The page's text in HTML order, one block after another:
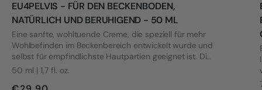
EU4PELVIS - FÜR DEN BECKENBODEN,
NATÜRLICH UND BERUHIGEND - 50 ML
Eine sanfte, wohltuende Creme, die speziell für mehr
Wohlbefinden im Beckenbereich entwickelt wurde und
selbst für empfindlichste Hautpartien geeignet ist. Die
Formel wurde mit Blick auf die Bedürfnisse von Frauen
50 ml | 1,7 fl. oz.